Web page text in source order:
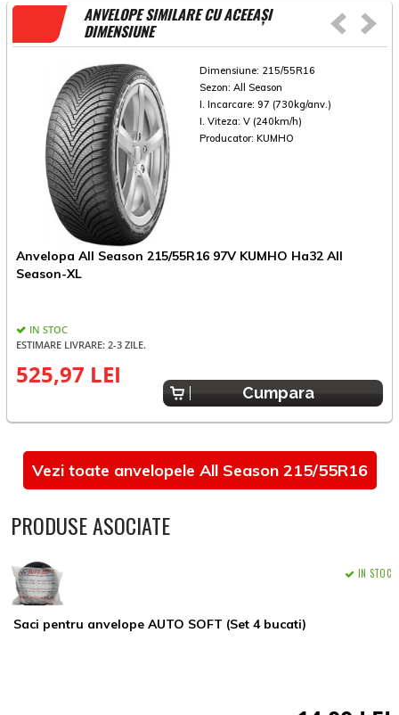
ANVELOPE SIMILARE CU ACEEAȘI
DIMENSIUNE
Dimensiune: 215/55R16
Sezon: All Season
I. Incarcare: 97 (730kg/anv.)
I. Viteza: V (240km/h)
Producator: KUMHO
Anvelopa All Season 215/55R16 97V KUMHO Ha32 All
Season-XL
IN STOC
ESTIMARE LIVRARE: 2-3 ZILE.
525,97 LEI
Cumpara
Vezi toate anvelopele All Season 215/55R16
PRODUSE ASOCIATE
Saci pentru anvelope AUTO SOFT (Set 4 bucati)
IN STOC